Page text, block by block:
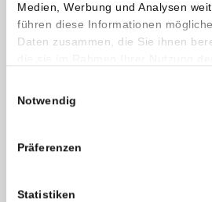
Medien, Werbung und Analysen
führen diese Informationen
Daten zusammen, die Sie ihnen
Notwendig
Präferenzen
Statistiken
Kontakt und weitere
Dr. Sylvia Primosch
E:sylvia.primosch